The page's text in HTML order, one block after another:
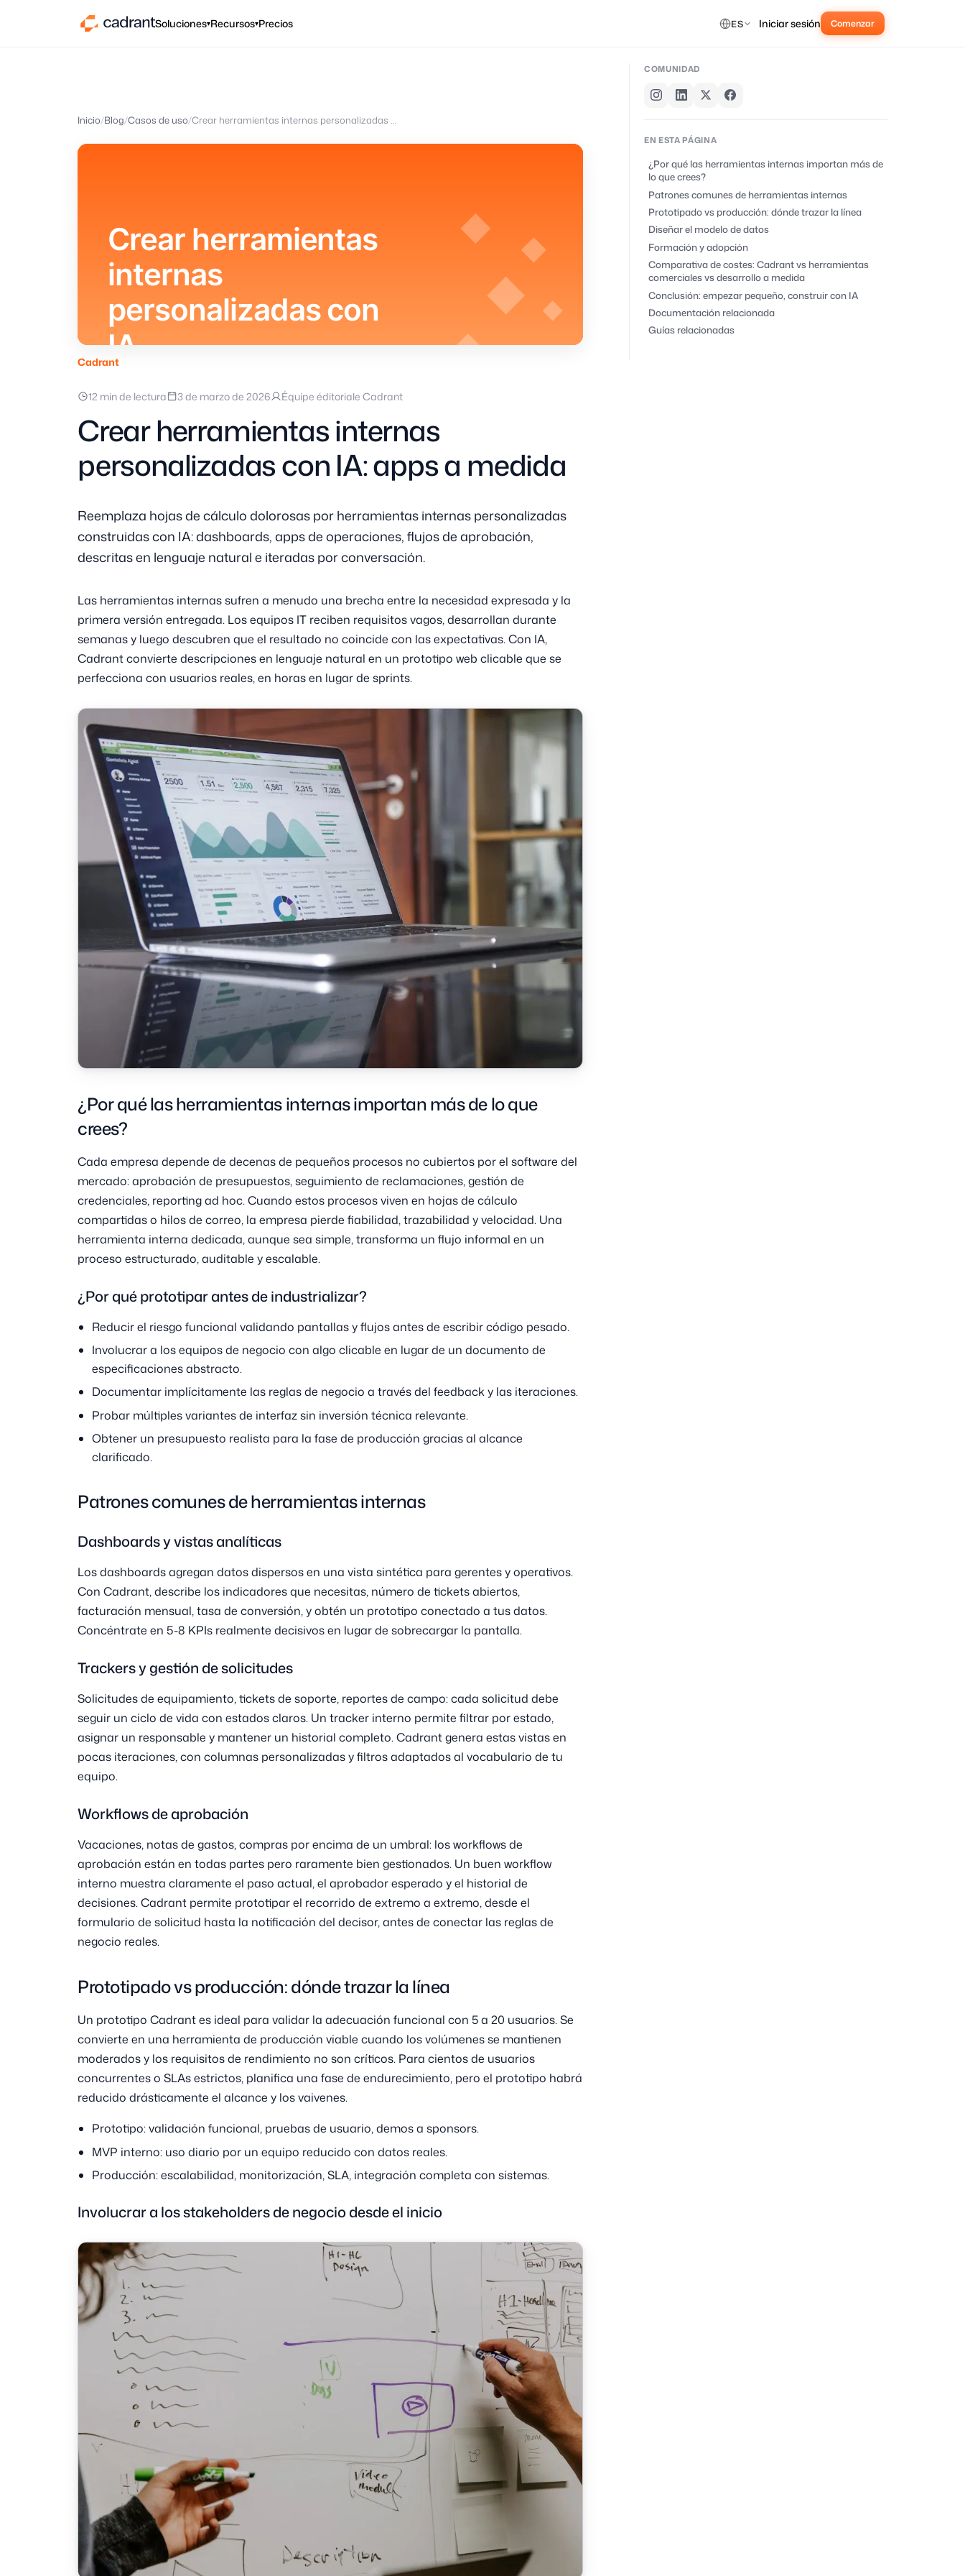
Soluciones▾Recursos▾Precios ES Iniciar sesión Comenzar
Inicio Blog Casos de uso Crear herramientas internas personalizadas con IA: apps a medida
Crear herramientas
internas
personalizadas con
IA
Cadrant
12 min de lectura 3 de marzo de 2026 Équipe éditoriale Cadrant
Crear herramientas internas
personalizadas con IA: apps a medida
Reemplaza hojas de cálculo dolorosas por herramientas internas personalizadas
construidas con IA: dashboards, apps de operaciones, flujos de aprobación,
descritas en lenguaje natural e iteradas por conversación.
Las herramientas internas sufren a menudo una brecha entre la necesidad expresada y la
primera versión entregada. Los equipos IT reciben requisitos vagos, desarrollan durante
semanas y luego descubren que el resultado no coincide con las expectativas. Con IA,
Cadrant convierte descripciones en lenguaje natural en un prototipo web clicable que se
perfecciona con usuarios reales, en horas en lugar de sprints.
¿Por qué las herramientas internas importan más de lo que
crees?
Cada empresa depende de decenas de pequeños procesos no cubiertos por el software del
mercado: aprobación de presupuestos, seguimiento de reclamaciones, gestión de
credenciales, reporting ad hoc. Cuando estos procesos viven en hojas de cálculo
compartidas o hilos de correo, la empresa pierde fiabilidad, trazabilidad y velocidad. Una
herramienta interna dedicada, aunque sea simple, transforma un flujo informal en un
proceso estructurado, auditable y escalable.
¿Por qué prototipar antes de industrializar?
Reducir el riesgo funcional validando pantallas y flujos antes de escribir código pesado.
Involucrar a los equipos de negocio con algo clicable en lugar de un documento de
especificaciones abstracto.
Documentar implícitamente las reglas de negocio a través del feedback y las iteraciones.
Probar múltiples variantes de interfaz sin inversión técnica relevante.
Obtener un presupuesto realista para la fase de producción gracias al alcance
clarificado.
Patrones comunes de herramientas internas
Dashboards y vistas analíticas
Los dashboards agregan datos dispersos en una vista sintética para gerentes y operativos.
Con Cadrant, describe los indicadores que necesitas, número de tickets abiertos,
facturación mensual, tasa de conversión, y obtén un prototipo conectado a tus datos.
Concéntrate en 5-8 KPIs realmente decisivos en lugar de sobrecargar la pantalla.
Trackers y gestión de solicitudes
Solicitudes de equipamiento, tickets de soporte, reportes de campo: cada solicitud debe
seguir un ciclo de vida con estados claros. Un tracker interno permite filtrar por estado,
asignar un responsable y mantener un historial completo. Cadrant genera estas vistas en
pocas iteraciones, con columnas personalizadas y filtros adaptados al vocabulario de tu
equipo.
Workflows de aprobación
Vacaciones, notas de gastos, compras por encima de un umbral: los workflows de
aprobación están en todas partes pero raramente bien gestionados. Un buen workflow
interno muestra claramente el paso actual, el aprobador esperado y el historial de
decisiones. Cadrant permite prototipar el recorrido de extremo a extremo, desde el
formulario de solicitud hasta la notificación del decisor, antes de conectar las reglas de
negocio reales.
Prototipado vs producción: dónde trazar la línea
Un prototipo Cadrant es ideal para validar la adecuación funcional con 5 a 20 usuarios. Se
convierte en una herramienta de producción viable cuando los volúmenes se mantienen
moderados y los requisitos de rendimiento no son críticos. Para cientos de usuarios
concurrentes o SLAs estrictos, planifica una fase de endurecimiento, pero el prototipo habrá
reducido drásticamente el alcance y los vaivenes.
Prototipo: validación funcional, pruebas de usuario, demos a sponsors.
MVP interno: uso diario por un equipo reducido con datos reales.
Producción: escalabilidad, monitorización, SLA, integración completa con sistemas.
Involucrar a los stakeholders de negocio desde el inicio
COMUNIDAD
EN ESTA PÁGINA
¿Por qué las herramientas internas importan más de
lo que crees?
Patrones comunes de herramientas internas
Prototipado vs producción: dónde trazar la línea
Diseñar el modelo de datos
Formación y adopción
Comparativa de costes: Cadrant vs herramientas
comerciales vs desarrollo a medida
Conclusión: empezar pequeño, construir con IA
Documentación relacionada
Guías relacionadas